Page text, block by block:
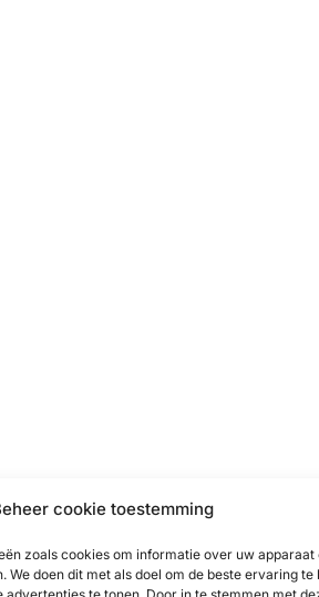
cookie toestemming
zoals cookies om informatie over uw apparaat
We doen dit met als doel om de beste ervaring te